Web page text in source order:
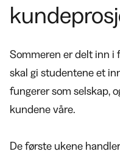
Sommeren er delt inn i
skal gi studentene et
fungerer som selskap,
kundene våre.
De første ukene